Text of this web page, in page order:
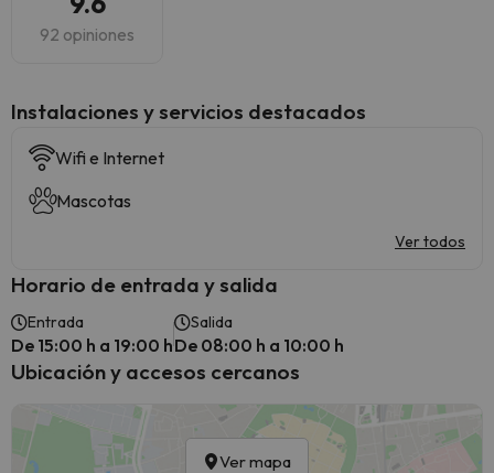
92 opiniones
Instalaciones y servicios destacados
Wifi e Internet
Mascotas
Ver todos
Horario de entrada y salida
Entrada
De 15:00 h a 19:00 h
Salida
De 08:00 h a 10:00 h
Ubicación y accesos cercanos
Ver mapa